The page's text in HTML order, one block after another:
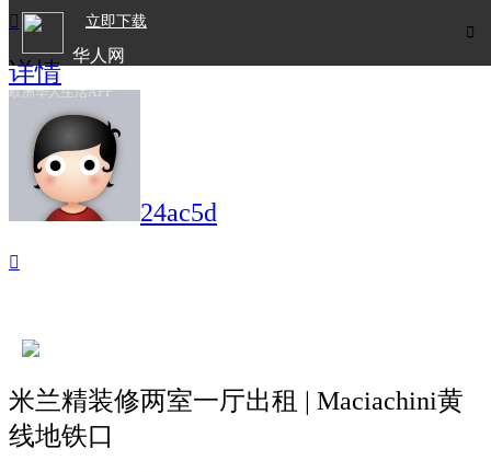

立即下载
华人网
欧洲华人生活APP

详情
24ac5d

米兰精装修两室一厅出租 | Maciachini黄
线地铁口